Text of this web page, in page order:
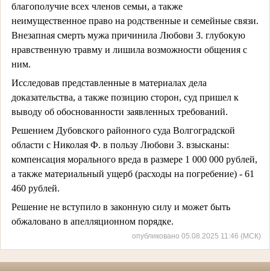
благополучие всех членов семьи, а также
неимущественное право на родственные и семейные связи.
Внезапная смерть мужа причинила Любови З. глубокую
нравственную травму и лишила возможности общения с
ним.
Исследовав представленные в материалах дела
доказательства, а также позицию сторон, суд пришел к
выводу об обоснованности заявленных требований.
Решением Дубовского районного суда Волгоградской
области с Николая Ф. в пользу Любови З. взысканы:
компенсация морального вреда в размере 1 000 000 рублей,
а также материальный ущерб (расходы на погребение) - 61
460 рублей.
Решение не вступило в законную силу и может быть
обжаловано в апелляционном порядке.
опубликовано 05.08.2025 11:46 (МСК)